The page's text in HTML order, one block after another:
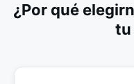
¿Por qué
tu